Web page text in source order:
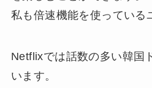
私も倍速機能を使っている
Netflixでは話数の多い韓国
います。